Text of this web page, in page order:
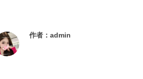
作者： admin